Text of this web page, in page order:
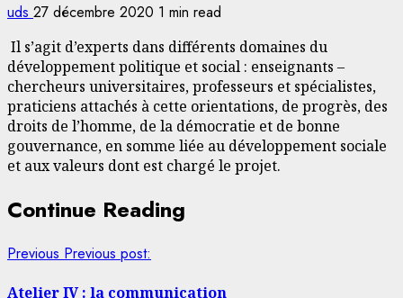
uds 27 décembre 2020 1 min read
Il s’agit d’experts dans différents domaines du
développement politique et social : enseignants –
chercheurs universitaires, professeurs et spécialistes,
praticiens attachés à cette orientations, de progrès, des
droits de l’homme, de la démocratie et de bonne
gouvernance, en somme liée au développement sociale
et aux valeurs dont est chargé le projet.
Continue Reading
Previous Previous post:
Atelier IV : la communication